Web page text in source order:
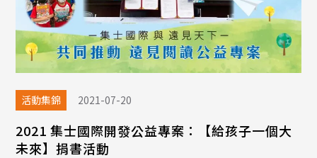
活動集錦 2021-07-20
2021 集士國際開發公益專案：【給孩子一個大
未來】捐書活動